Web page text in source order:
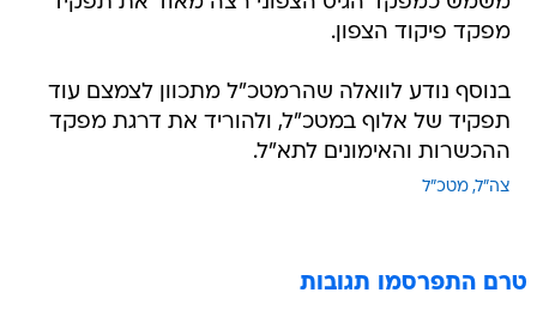
מפקד פיקוד הצפון.
בנוסף נודע לוואלה שהרמטכ"ל מתכוון לצמצם עוד
תפקיד של אלוף במטכ"ל, ולהוריד את דרגת מפקד
ההכשרות והאימונים לתא"ל.
צה"ל מטכ"ל
טרם התפרסמו תגובות